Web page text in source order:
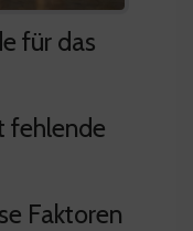
für das
fehlende
Faktoren